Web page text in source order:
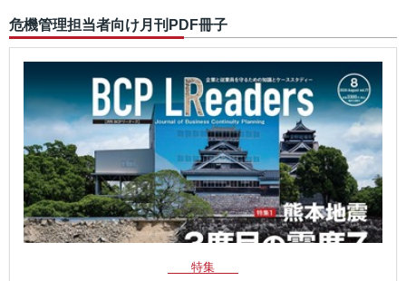
危機管理担当者向け月刊PDF冊子
特集